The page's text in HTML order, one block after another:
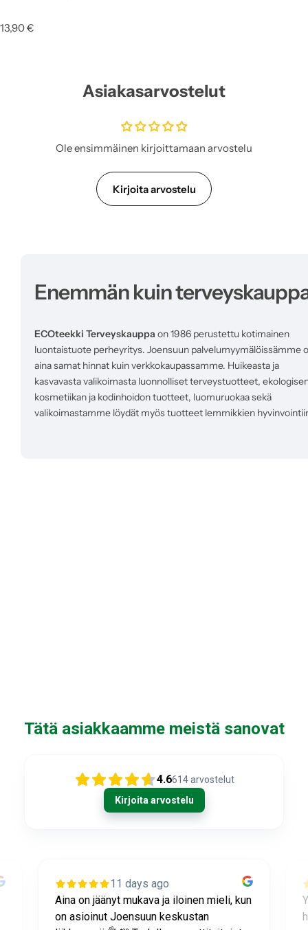
N
13,90 €
Asiakasarvostelut
Ole ensimmäinen kirjoittamaan arvostelu
Kirjoita arvostelu
Enemmän kuin
ECOteekki Terveyskauppa on 1986 perustettu kotimainen
luontaistuote perheyritys. Joensuun palvelumyymälöissämme
aina samat hinnat kuin verkkokaupassamme. Huikeasta ja
kasvavasta valikoimasta luonnolliset terveystuotteet,
kosmetiikan ja kodinhoidon tuotteet, luomuruokaa sekä
valikoimastamme löydät myös tuotteet lemmikkien
Tätä asiakkaamme meistä sanovat
4.6614 arvostelut
Kirjoita arvostelu
11 days ago
Ystävällistä ja erittäin ammattitaitoista
henkilökuntaa, joka neuvoo ja osaa